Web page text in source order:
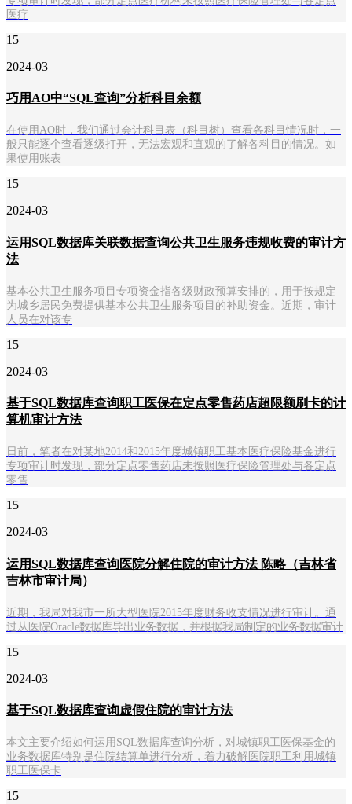
医疗
15
2024-03
巧用AO中“SQL查询”分析科目余额
在使用AO时，我们通过会计科目表（科目树）查看各科目情况时，一
般只能逐个查看逐级打开，无法宏观和直观的了解各科目的情况。如
果使用账表
15
2024-03
运用SQL数据库关联数据查询公共卫生服务违规收费的审计方
法
基本公共卫生服务项目专项资金指各级财政预算安排的，用于按规定
为城乡居民免费提供基本公共卫生服务项目的补助资金。近期，审计
人员在对该专
15
2024-03
基于SQL数据库查询职工医保在定点零售药店超限额刷卡的计
算机审计方法
日前，笔者在对某地2014和2015年度城镇职工基本医疗保险基金进行
专项审计时发现，部分定点零售药店未按照医疗保险管理处与各定点
零售
15
2024-03
运用SQL数据库查询医院分解住院的审计方法 陈略（吉林省
吉林市审计局）
近期，我局对我市一所大型医院2015年度财务收支情况进行审计。通
过从医院Oracle数据库导出业务数据，并根据我局制定的业务数据审计
15
2024-03
基于SQL数据库查询虚假住院的审计方法
本文主要介绍如何运用SQL数据库查询分析，对城镇职工医保基金的
业务数据库特别是住院结算单进行分析，着力破解医院职工利用城镇
职工医保卡
15